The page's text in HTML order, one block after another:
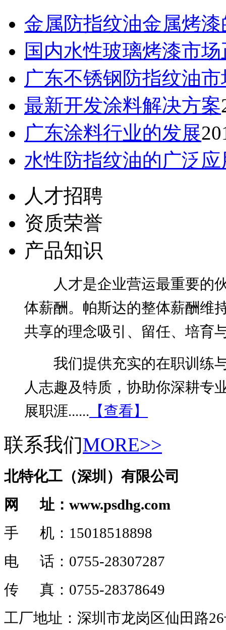
金属防指纹油金属烤
国内水性玻璃烤漆市
广东不锈钢防指纹油
最新开发涂料解决方案
广东涂料行业的发展
水性防指纹油的广泛应
人才招聘
资质荣誉
产品知识
人才是企业营运最重要的伙
体薪酬。帕斯达的整体薪酬维
共享的理念吸引、留任、培育
我们提供充实的在职训练与
人志趣及特质，协助你深耕专
展职涯...... 【查看】
联系我们MORE>>
北特化工（深圳）有限公司
网 址：www.psdhg.com
手 机：15018518898
电 话：0755-28307287
传 真：0755-28378649
工厂地址：深圳市龙岗区仙田路